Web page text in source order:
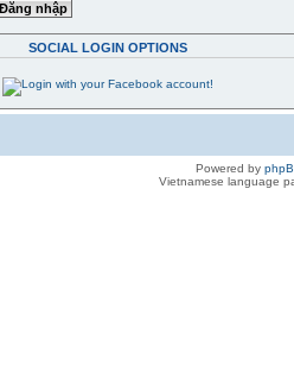
SOCIAL LOGIN OPTIONS
Powered by
Vietnamese language